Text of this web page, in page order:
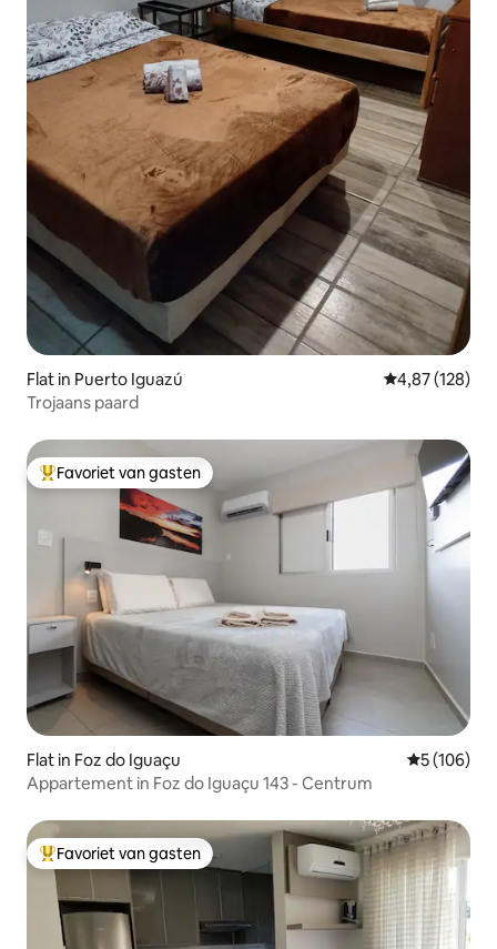
Flat in Puerto Iguazú Gemiddelde
4,87 (128)
Trojaans paard
Topfavoriet van gasten
Favoriet van gasten
Flat in Foz do Iguaçu
5 (106)
Appartement in Foz do Iguaçu 143 - Centrum
Topfavoriet van gasten
Favoriet van gasten